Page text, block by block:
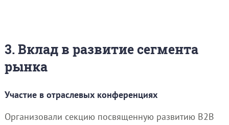
3. Вклад в развитие сегмента
рынка
Участие в отраслевых конференциях
Организовали секцию посвященную развитию B2B